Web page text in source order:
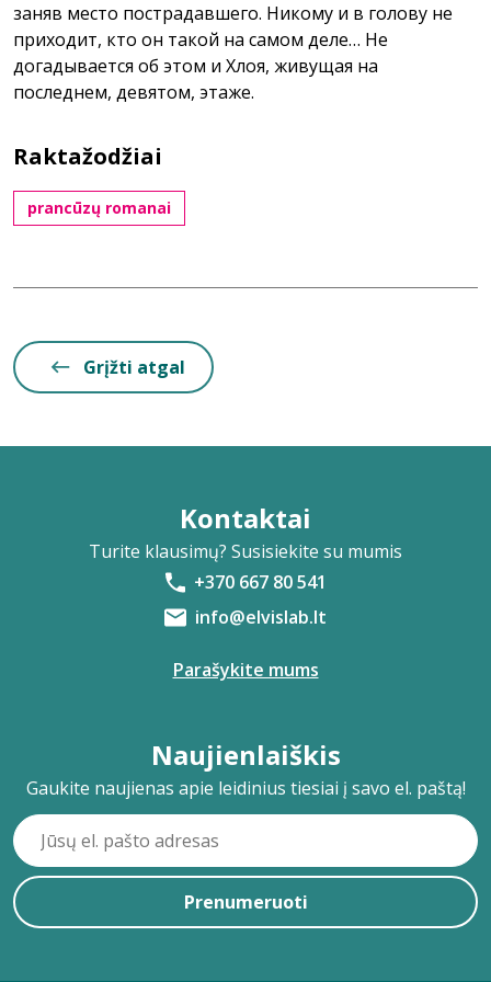
заняв место пострадавшего. Никому и в голову не
приходит, кто он такой на самом деле… Не
догадывается об этом и Хлоя, живущая на
последнем, девятом, этаже.
Raktažodžiai
prancūzų romanai
Grįžti atgal
Kontaktai
Turite klausimų? Susisiekite su mumis
+370 667 80 541
info@elvislab.lt
Parašykite mums
Naujienlaiškis
Gaukite naujienas apie leidinius tiesiai į savo el. paštą!
Prenumeruoti